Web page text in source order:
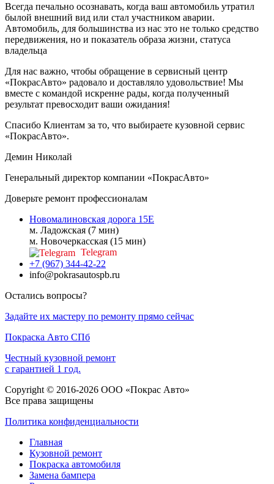
Всегда печально осознавать, когда ваш автомобиль утратил
былой внешний вид или стал участником аварии.
Автомобиль, для большинства из нас это не только средство
передвижения, но и показатель образа жизни, статуса
владельца
Для нас важно, чтобы обращение в сервисный центр
«ПокрасАвто» радовало и доставляло удовольствие! Мы
вместе с командой искренне рады, когда полученный
результат превосходит ваши ожидания!
Спасибо Клиентам за то, что выбираете кузовной сервис
«ПокрасАвто».
Демин Николай
Генеральный директор компании «ПокрасАвто»
Доверьте ремонт профессионалам
Новомалиновская дорога 15Е
м. Ладожская (7 мин)
м. Новочеркасская (15 мин)
Telegram
+7 (967) 344-42-22
info@pokrasautospb.ru
Остались вопросы?
Задайте их мастеру по ремонту прямо сейчас
Покраска Авто СПб
Честный кузовной ремонт
с гарантией 1 год.
Copyright © 2016-2026 ООО «Покрас Авто»
Все права защищены
Политика конфиденциальности
Главная
Кузовной ремонт
Покраска автомобиля
Замена бампера